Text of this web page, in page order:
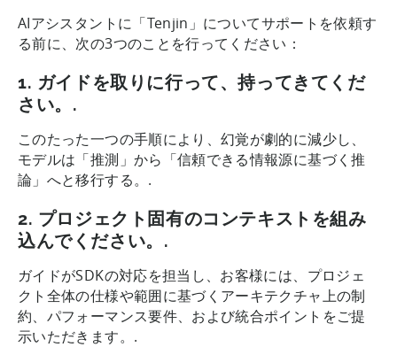
AIアシスタントに「Tenjin」についてサポートを依頼す
る前に、次の3つのことを行ってください：
1. ガイドを取りに行って、持ってきてくだ
さい。.
このたった一つの手順により、幻覚が劇的に減少し、
モデルは「推測」から「信頼できる情報源に基づく推
論」へと移行する。.
2. プロジェクト固有のコンテキストを組み
込んでください。.
ガイドがSDKの対応を担当し、お客様には、プロジェ
クト全体の仕様や範囲に基づくアーキテクチャ上の制
約、パフォーマンス要件、および統合ポイントをご提
示いただきます。.